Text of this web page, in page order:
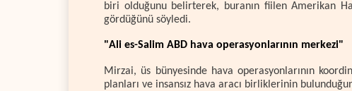
biri olduğunu belirterek, buranın fiilen Amerikan
gördüğünü söyledi.
"Ali es-Salim ABD hava operasyonlarının merkezi"
Mirzai, üs bünyesinde hava operasyonlarının
planları ve insansız hava aracı birliklerinin